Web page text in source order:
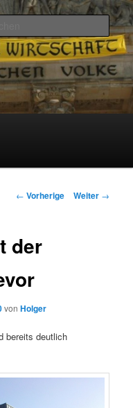
Beitrags-
← Vorherige Weiter →
der
vonHolger
bereits deutlich